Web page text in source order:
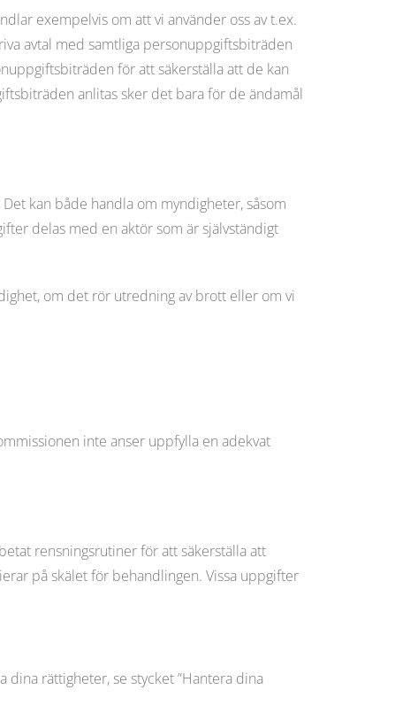
exempelvis om att vi använder oss av t.ex.
avtal med samtliga personuppgifts­biträden
för att säkerställa att de kan
anlitas sker det bara för de ändamål
kan både handla om myndigheter, såsom
delas med en aktör som är självständigt
om det rör utredning av brott eller om vi
inte anser uppfylla en adekvat
rensningsrutiner för att säkerställa att
på skälet för behandlingen. Vissa uppgifter
rättigheter, se stycket ”Hantera dina